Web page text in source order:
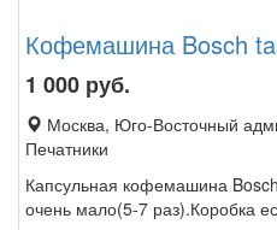
Кофемашина Bosch
1 000 руб.
Москва, Юго-Восточный
Печатники
Капсульная кофемашина
очень мало(5-7 раз).Коробка